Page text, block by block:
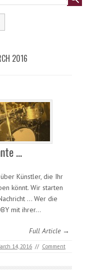
2016
…
Künstler, die Ihr
könnt. Wir starten
… Wer die
mit ihrer…
Full Article →
14, 2016 // Comment